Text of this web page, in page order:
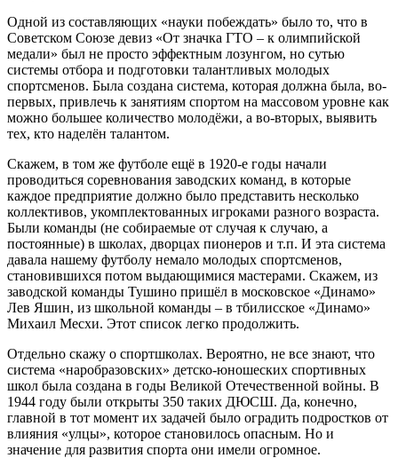
Одной из составляющих «науки побеждать» было то, что в
Советском Союзе девиз «От значка ГТО – к олимпийской
медали» был не просто эффектным лозунгом, но сутью
системы отбора и подготовки талантливых молодых
спортсменов. Была создана система, которая должна была, во-
первых, привлечь к занятиям спортом на массовом уровне как
можно большее количество молодёжи, а во-вторых, выявить
тех, кто наделён талантом.
Скажем, в том же футболе ещё в 1920-е годы начали
проводиться соревнования заводских команд, в которые
каждое предприятие должно было представить несколько
коллективов, укомплектованных игроками разного возраста.
Были команды (не собираемые от случая к случаю, а
постоянные) в школах, дворцах пионеров и т.п. И эта система
давала нашему футболу немало молодых спортсменов,
становившихся потом выдающимися мастерами. Скажем, из
заводской команды Тушино пришёл в московское «Динамо»
Лев Яшин, из школьной команды – в тбилисское «Динамо»
Михаил Месхи. Этот список легко продолжить.
Отдельно скажу о спортшколах. Вероятно, не все знают, что
система «наробразовских» детско-юношеских спортивных
школ была создана в годы Великой Отечественной войны. В
1944 году были открыты 350 таких ДЮСШ. Да, конечно,
главной в тот момент их задачей было оградить подростков от
влияния «улцы», которое становилось опасным. Но и
значение для развития спорта они имели огромное.